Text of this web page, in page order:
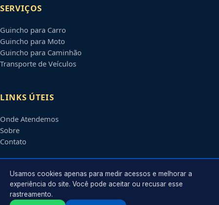
SERVIÇOS
Guincho para Carro
Guincho para Moto
Guincho para Caminhão
Transporte de Veículos
LINKS ÚTEIS
Onde Atendemos
Sobre
Contato
CONTATO
Atendimento em
Usamos cookies apenas para medir acessos e melhorar a
experiência do site. Você pode aceitar ou recusar esse
rastreamento.